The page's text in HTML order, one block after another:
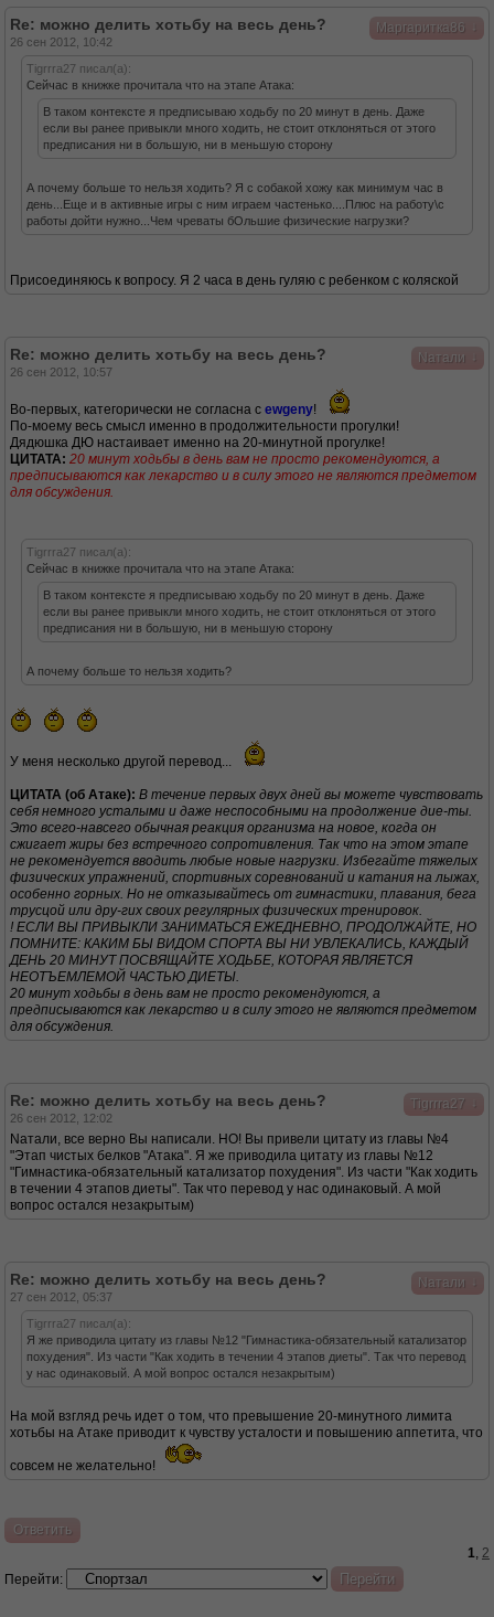
Маргаритка86
Re: можно делить хотьбу на весь день?
26 сен 2012, 10:42
Tigrrra27 писал(а):
Сейчас в книжке прочитала что на этапе Атака:
В таком контексте я предписываю ходьбу по 20 минут в день. Даже
если вы ранее привыкли много ходить, не стоит отклоняться от этого
предписания ни в большую, ни в меньшую сторону
А почему больше то нельзя ходить? Я с собакой хожу как минимум час в
день...Еще и в активные игры с ним играем частенько....Плюс на работу\с
работы дойти нужно...Чем чреваты бОльшие физические нагрузки?
Присоединяюсь к вопросу. Я 2 часа в день гуляю с ребенком с коляской
Nатали
Re: можно делить хотьбу на весь день?
26 сен 2012, 10:57
Во-первых, категорически не согласна с ewgeny!
По-моему весь смысл именно в продолжительности прогулки!
Дядюшка ДЮ настаивает именно на 20-минутной прогулке!
ЦИТАТА: 20 минут ходьбы в день вам не просто рекомендуются, а
предписываются как лекарство и в силу этого не являются предметом
для обсуждения.
Tigrrra27 писал(а):
Сейчас в книжке прочитала что на этапе Атака:
В таком контексте я предписываю ходьбу по 20 минут в день. Даже
если вы ранее привыкли много ходить, не стоит отклоняться от этого
предписания ни в большую, ни в меньшую сторону
А почему больше то нельзя ходить?
У меня несколько другой перевод...
ЦИТАТА (об Атаке): В течение первых двух дней вы можете чувствовать
себя немного усталыми и даже неспособными на продолжение дие-ты.
Это всего-навсего обычная реакция организма на новое, когда он
сжигает жиры без встречного сопротивления. Так что на этом этапе
не рекомендуется вводить любые новые нагрузки. Избегайте тяжелых
физических упражнений, спортивных соревнований и катания на лыжах,
особенно горных. Но не отказывайтесь от гимнастики, плавания, бега
трусцой или дру-гих своих регулярных физических тренировок.
! ЕСЛИ ВЫ ПРИВЫКЛИ ЗАНИМАТЬСЯ ЕЖЕДНЕВНО, ПРОДОЛЖАЙТЕ, НО
ПОМНИТЕ: КАКИМ БЫ ВИДОМ СПОРТА ВЫ НИ УВЛЕКАЛИСЬ, КАЖДЫЙ
ДЕНЬ 20 МИНУТ ПОСВЯЩАЙТЕ ХОДЬБЕ, КОТОРАЯ ЯВЛЯЕТСЯ
НЕОТЪЕМЛЕМОЙ ЧАСТЬЮ ДИЕТЫ.
20 минут ходьбы в день вам не просто рекомендуются, а
предписываются как лекарство и в силу этого не являются предметом
для обсуждения.
Tigrrra27
Re: можно делить хотьбу на весь день?
26 сен 2012, 12:02
Nатали, все верно Вы написали. НО! Вы привели цитату из главы №4
"Этап чистых белков "Атака". Я же приводила цитату из главы №12
"Гимнастика-обязательный катализатор похудения". Из части "Как ходить
в течении 4 этапов диеты". Так что перевод у нас одинаковый. А мой
вопрос остался незакрытым)
Nатали
Re: можно делить хотьбу на весь день?
27 сен 2012, 05:37
Tigrrra27 писал(а):
Я же приводила цитату из главы №12 "Гимнастика-обязательный катализатор
похудения". Из части "Как ходить в течении 4 этапов диеты". Так что перевод
у нас одинаковый. А мой вопрос остался незакрытым)
На мой взгляд речь идет о том, что превышение 20-минутного лимита
хотьбы на Атаке приводит к чувству усталости и повышению аппетита, что
совсем не желательно!
Ответить
1, 2
Перейти: